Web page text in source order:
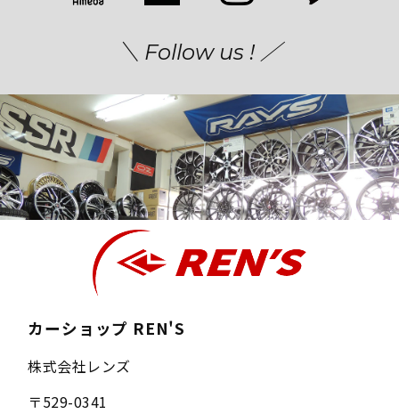
＼ Follow us ! ／
カーショップ REN'S
株式会社レンズ
〒529-0341